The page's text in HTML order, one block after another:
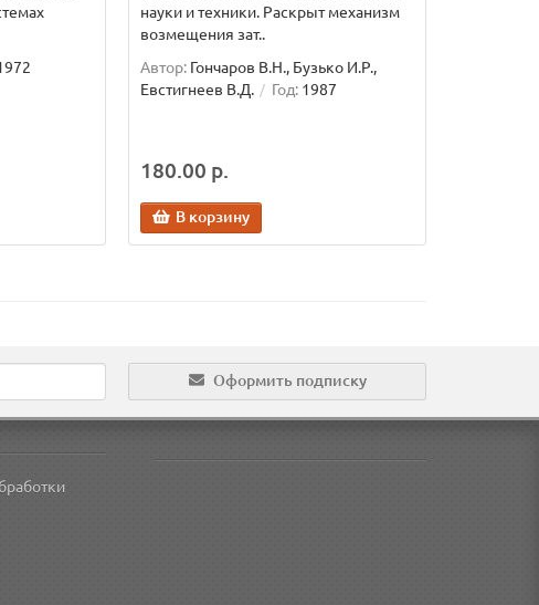
науки и техники. Раскрыт механизм
возмещения зат..
Автор: Гончаров В.Н., Бузько И.Р.,
Евстигнеев В.Д.
Год: 1987
180.00 р.
В корзину
Оформить подписку